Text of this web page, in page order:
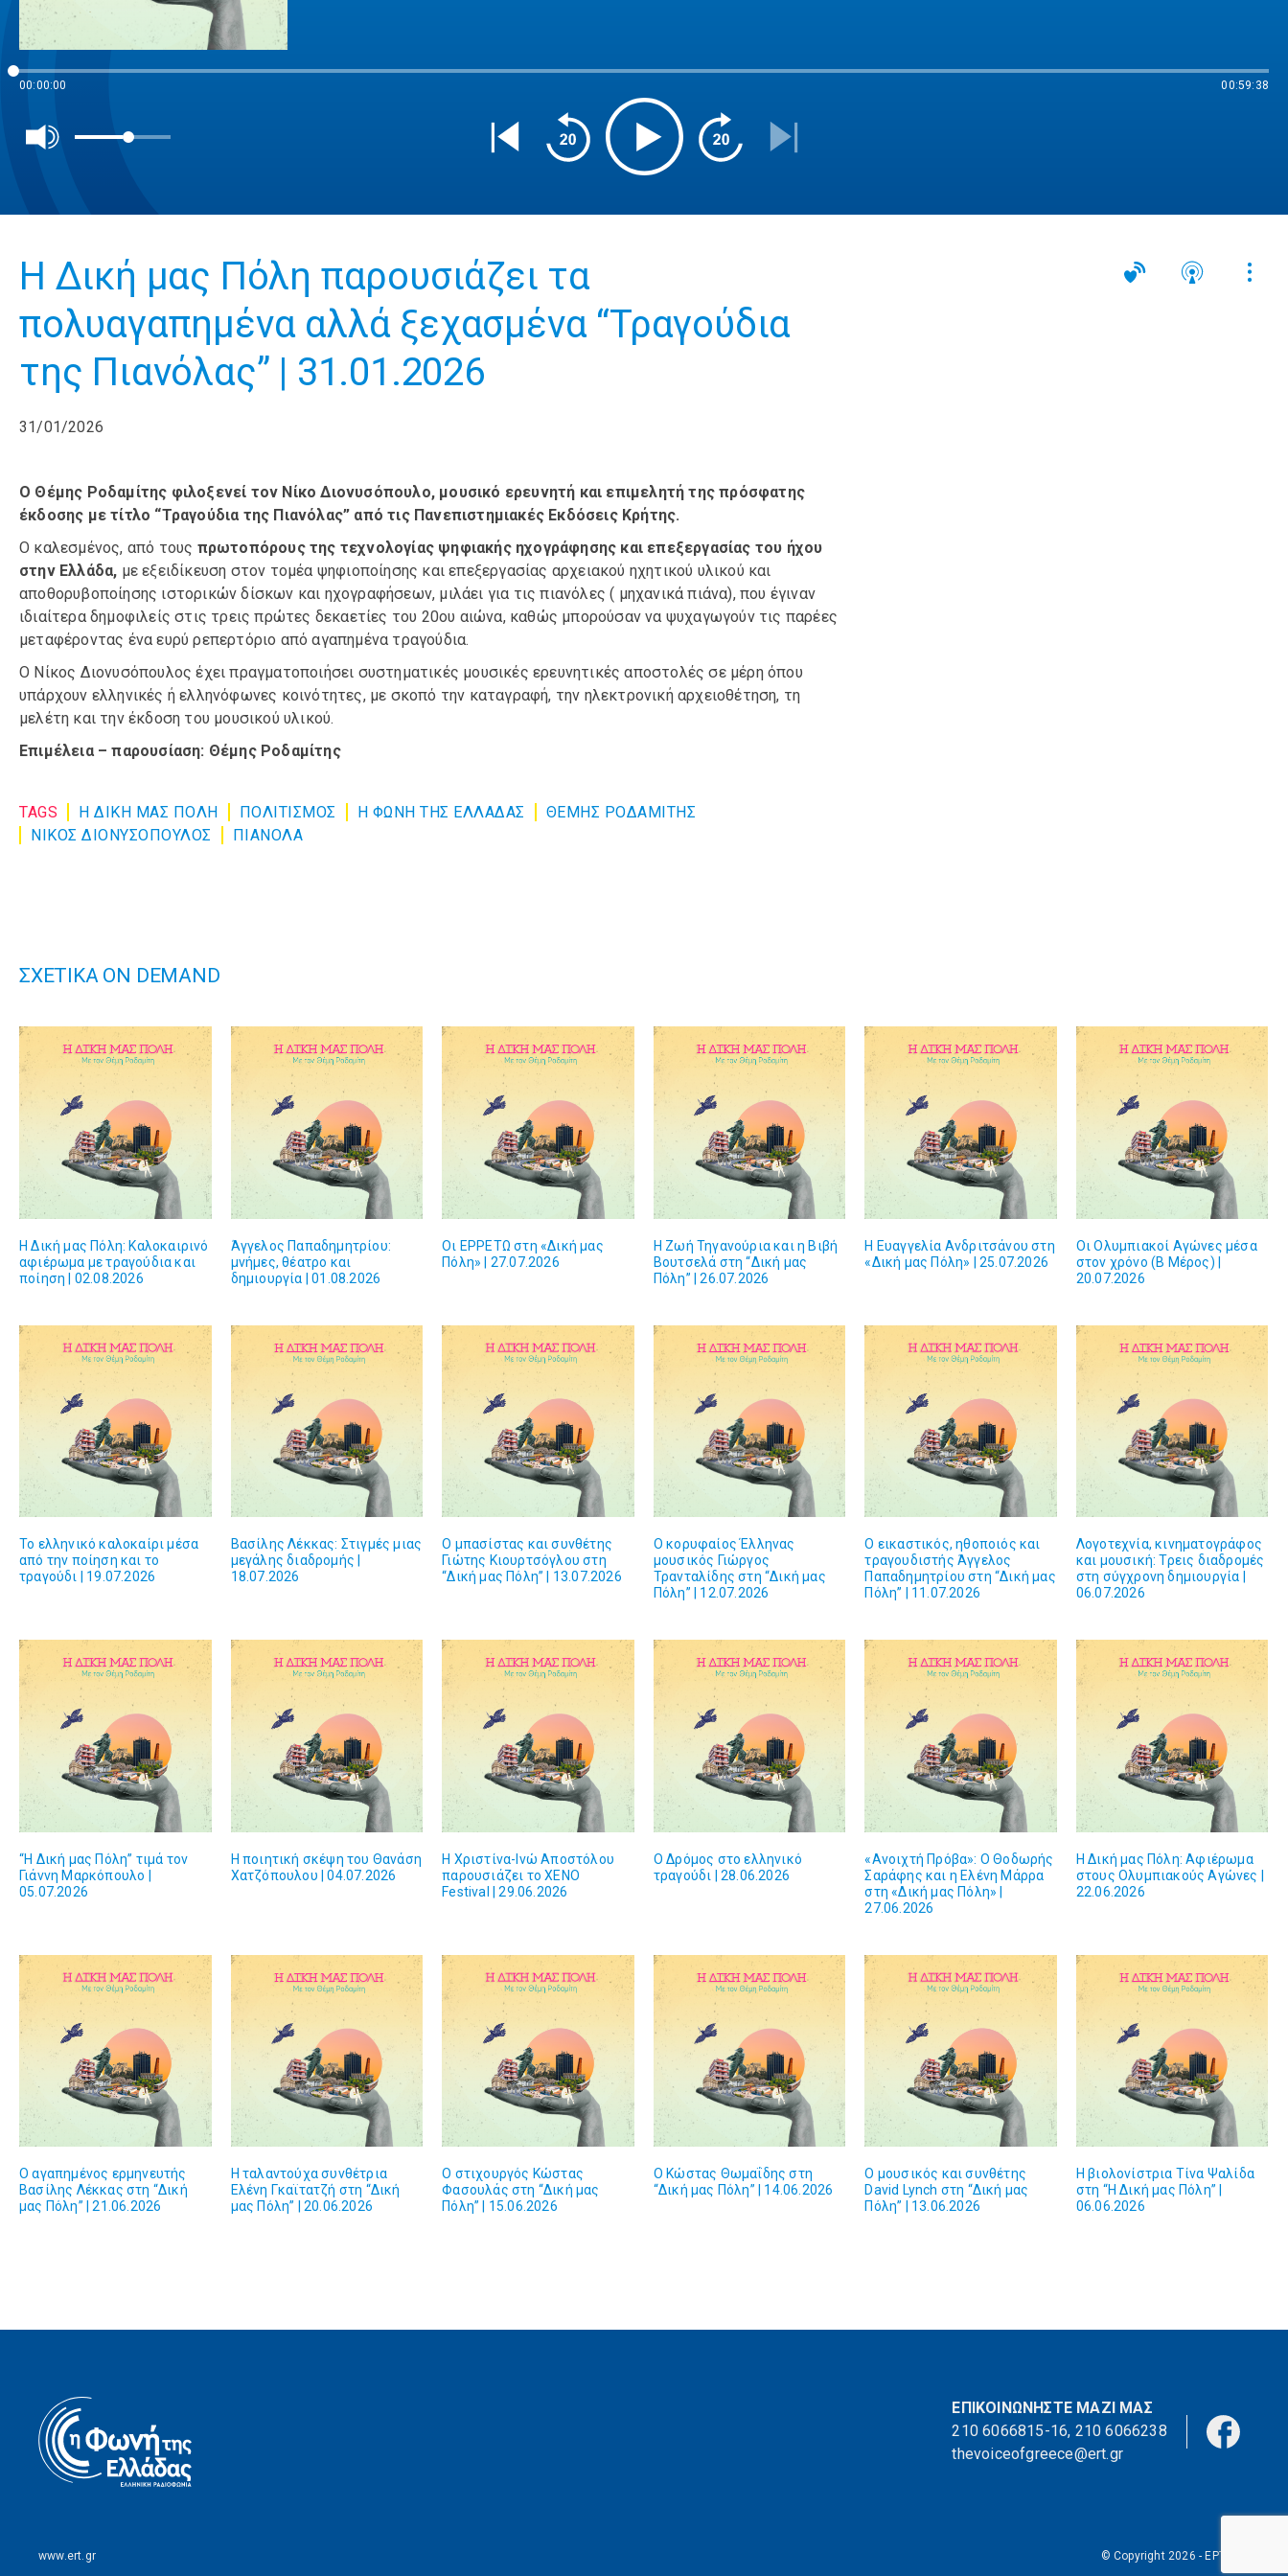
00:00:00 00:59:38
H Δική μας Πόλη παρουσιάζει τα
πολυαγαπημένα αλλά ξεχασμένα “Τραγούδια
της Πιανόλας” | 31.01.2026
31/01/2026
O Θέμης Ροδαμίτης φιλοξενεί τον Νίκο Διονυσόπουλο, μουσικό ερευνητή και επιμελητή της πρόσφατης
έκδοσης με τίτλο “Τραγούδια της Πιανόλας” από τις Πανεπιστημιακές Εκδόσεις Κρήτης.
Ο καλεσμένος, από τους πρωτοπόρους της τεχνολογίας ψηφιακής ηχογράφησης και επεξεργασίας του ήχου
στην Ελλάδα, με εξειδίκευση στον τομέα ψηφιοποίησης και επεξεργασίας αρχειακού ηχητικού υλικού και
αποθορυβοποίησης ιστορικών δίσκων και ηχογραφήσεων, μιλάει για τις πιανόλες ( μηχανικά πιάνα), που έγιναν
ιδιαίτερα δημοφιλείς στις τρεις πρώτες δεκαετίες του 20ου αιώνα, καθώς μπορούσαν να ψυχαγωγούν τις παρέες
μεταφέροντας ένα ευρύ ρεπερτόριο από αγαπημένα τραγούδια.
Ο Νίκος Διονυσόπουλος έχει πραγματοποιήσει συστηματικές μουσικές ερευνητικές αποστολές σε μέρη όπου
υπάρχουν ελληνικές ή ελληνόφωνες κοινότητες, με σκοπό την καταγραφή, την ηλεκτρονική αρχειοθέτηση, τη
μελέτη και την έκδοση του μουσικού υλικού.
Επιμέλεια – παρουσίαση: Θέμης Ροδαμίτης
TAGS Η ΔΙΚΗ ΜΑΣ ΠΟΛΗ ΠΟΛΙΤΙΣΜΌΣ Η ΦΩΝΗ ΤΗΣ ΕΛΛΑΔΑΣ
ΘΕΜΗΣ ΡΟΔΑΜΙΤΗΣ
ΝΙΚΟΣ ΔΙΟΝΥΣΟΠΟΥΛΟΣ
ΠΙΑΝΟΛΑ
ΣΧΕΤΙΚΑ ON DEMAND
Η Δική μας Πόλη: Kαλοκαιρινό
αφιέρωμα με τραγούδια και
ποίηση | 02.08.2026
Άγγελος Παπαδημητρίου:
μνήμες, θέατρο και
δημιουργία | 01.08.2026
Οι ΕΡΡΕΤΩ στη «Δική μας
Πόλη» | 27.07.2026
Η Ζωή Τηγανούρια και η Βιβή
Βουτσελά στη “Δική μας
Πόλη” | 26.07.2026
Η Ευαγγελία Ανδριτσάνου στη
«Δική μας Πόλη» | 25.07.2026
Οι Ολυμπιακοί Αγώνες μέσα
στον χρόνο (Β Μέρος) |
20.07.2026
Το ελληνικό καλοκαίρι μέσα
από την ποίηση και το
τραγούδι | 19.07.2026
Βασίλης Λέκκας: Στιγμές μιας
μεγάλης διαδρομής |
18.07.2026
Ο μπασίστας και συνθέτης
Γιώτης Κιουρτσόγλου στη
“Δική μας Πόλη” | 13.07.2026
Ο κορυφαίος Έλληνας
μουσικός Γιώργος
Τρανταλίδης στη “Δική μας
Πόλη” | 12.07.2026
Ο εικαστικός, ηθοποιός και
τραγουδιστής Άγγελος
Παπαδημητρίου στη “Δική μας
Πόλη” | 11.07.2026
Λογοτεχνία, κινηματογράφος
και μουσική: Τρεις διαδρομές
στη σύγχρονη δημιουργία |
06.07.2026
“Η Δική μας Πόλη” τιμά τον
Γιάννη Μαρκόπουλο |
05.07.2026
Η ποιητική σκέψη του Θανάση
Χατζόπουλου | 04.07.2026
Η Χριστίνα-Ινώ Αποστόλου
παρουσιάζει το XENO
Festival | 29.06.2026
O Δρόμος στο ελληνικό
τραγούδι | 28.06.2026
«Ανοιχτή Πρόβα»: Ο Θοδωρής
Σαράφης και η Ελένη Μάρρα
στη «Δική μας Πόλη» |
27.06.2026
Η Δική μας Πόλη: Αφιέρωμα
στους Ολυμπιακούς Αγώνες |
22.06.2026
Ο αγαπημένος ερμηνευτής
Βασίλης Λέκκας στη “Δική
μας Πόλη” | 21.06.2026
Η ταλαντούχα συνθέτρια
Ελένη Γκαϊτατζή στη “Δική
μας Πόλη” | 20.06.2026
O στιχουργός Κώστας
Φασουλάς στη “Δική μας
Πόλη” | 15.06.2026
O Κώστας Θωμαΐδης στη
“Δική μας Πόλη” | 14.06.2026
O μουσικός και συνθέτης
David Lynch στη “Δική μας
Πόλη” | 13.06.2026
H βιολονίστρια Τίνα Ψαλίδα
στη “Η Δική μας Πόλη” |
06.06.2026
ΕΠΙΚΟΙΝΩΝΗΣΤΕ ΜΑΖΙ ΜΑΣ
210 6066815-16, 210 6066238
thevoiceofgreece@ert.gr
www.ert.gr © Copyright 2026 - ΕΡΤ Α.Ε.